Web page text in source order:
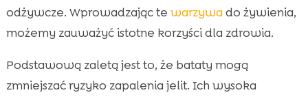
odżywcze. Wprowadzając te warzywa do żywienia,
możemy zauważyć istotne korzyści dla zdrowia.
Podstawową zaletą jest to, że bataty mogą
zmniejszać ryzyko zapalenia jelit. Ich wysoka